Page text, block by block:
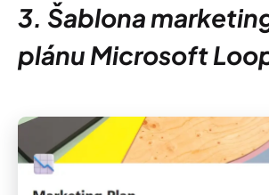
3. Šablona
plánu Microsoft